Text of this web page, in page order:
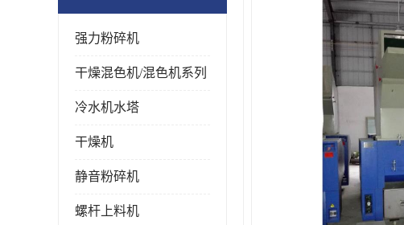
强力粉碎机
干燥混色机/混色机系列
冷水机水塔
干燥机
静音粉碎机
螺杆上料机